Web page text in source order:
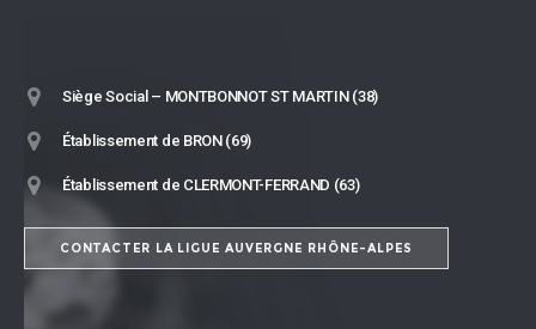
Siège Social – MONTBONNOT ST MARTIN (38)
Établissement de BRON (69)
Établissement de CLERMONT-FERRAND (63)
CONTACTER LA LIGUE AUVERGNE RHÔNE-ALPES